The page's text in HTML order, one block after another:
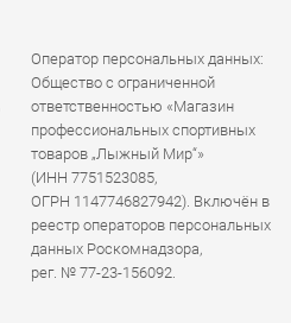
Оператор персональных данных:
Общество с ограниченной
ответственностью «Магазин
профессиональных спортивных
товаров „Лыжный Мир“»
(ИНН 7751523085,
ОГРН 1147746827942). Включён в
реестр операторов персональных
данных Роскомнадзора,
рег. № 77-23-156092.